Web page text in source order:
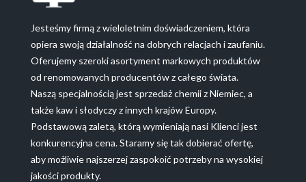
Jesteśmy firmą z wieloletnim doświadczeniem, która
opiera swoją działalność na dobrych relacjach i zaufaniu.
Oferujemy szeroki asortyment markowych produktów
od renomowanych producentów z całego świata.
Naszą specjalnością jest sprzedaż chemii z Niemiec, a
także kaw i słodyczy z innych krajów Europy.
Podstawową zaletą, którą wymieniają nasi Klienci jest
konkurencyjna cena. Staramy się tak dobierać ofertę,
aby możliwie najszerzej zaspokoić potrzeby na wysokiej
jakości produkty.